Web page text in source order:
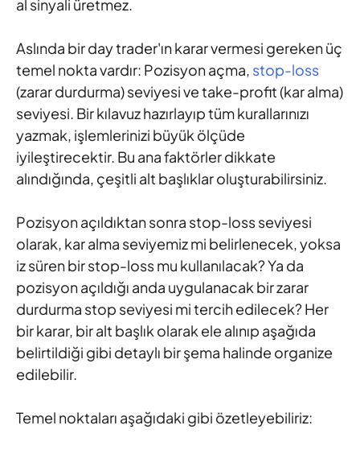
al sinyali üretmez.
Aslında bir day trader'ın karar vermesi gereken üç
temel nokta vardır: Pozisyon açma, stop-loss
(zarar durdurma) seviyesi ve take-profit (kar alma)
seviyesi. Bir kılavuz hazırlayıp tüm kurallarınızı
yazmak, işlemlerinizi büyük ölçüde
iyileştirecektir. Bu ana faktörler dikkate
alındığında, çeşitli alt başlıklar oluşturabilirsiniz.
Pozisyon açıldıktan sonra stop-loss seviyesi
olarak, kar alma seviyemiz mi belirlenecek, yoksa
iz süren bir stop-loss mu kullanılacak? Ya da
pozisyon açıldığı anda uygulanacak bir zarar
durdurma stop seviyesi mi tercih edilecek? Her
bir karar, bir alt başlık olarak ele alınıp aşağıda
belirtildiği gibi detaylı bir şema halinde organize
edilebilir.
Temel noktaları aşağıdaki gibi özetleyebiliriz: